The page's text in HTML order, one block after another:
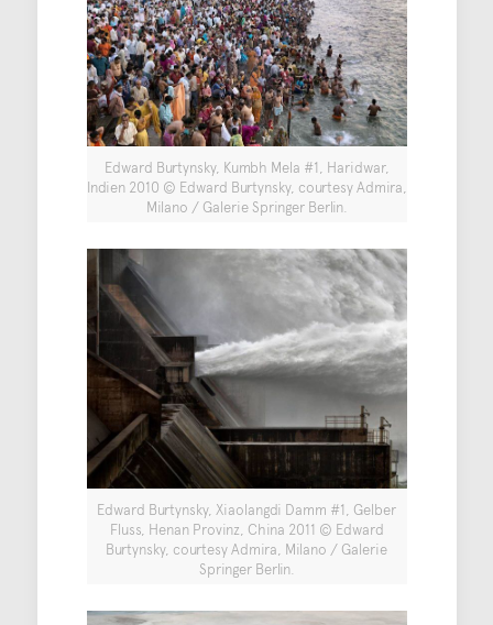
Edward Burtynsky, Kumbh Mela #1, Haridwar,
Indien 2010 © Edward Burtynsky, courtesy Admira,
Milano / Galerie Springer Berlin.
Edward Burtynsky, Xiaolangdi Damm #1, Gelber
Fluss, Henan Provinz, China 2011 © Edward
Burtynsky, courtesy Admira, Milano / Galerie
Springer Berlin.